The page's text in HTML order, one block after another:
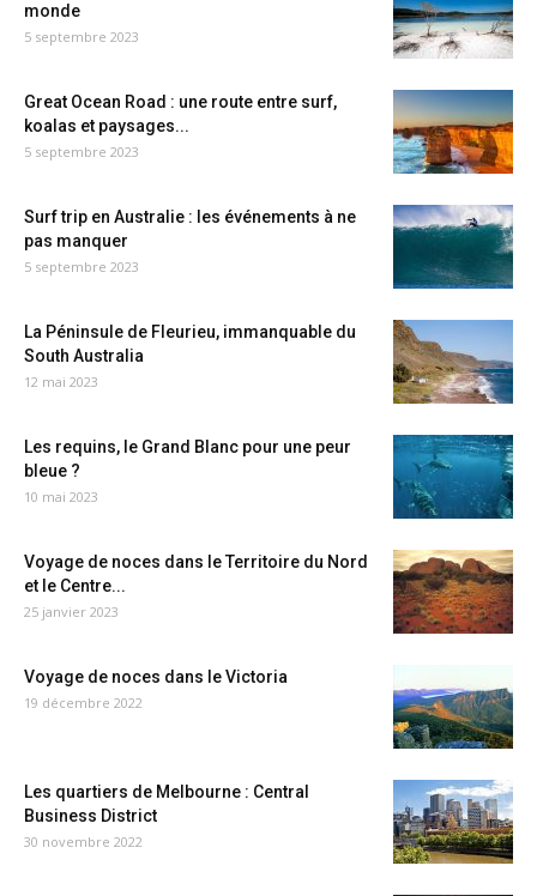
monde
5 septembre 2023
Great Ocean Road : une route entre surf,
koalas et paysages...
5 septembre 2023
Surf trip en Australie : les événements à ne
pas manquer
5 septembre 2023
La Péninsule de Fleurieu, immanquable du
South Australia
12 mai 2023
Les requins, le Grand Blanc pour une peur
bleue ?
10 mai 2023
Voyage de noces dans le Territoire du Nord
et le Centre...
25 janvier 2023
Voyage de noces dans le Victoria
19 décembre 2022
Les quartiers de Melbourne : Central
Business District
30 novembre 2022